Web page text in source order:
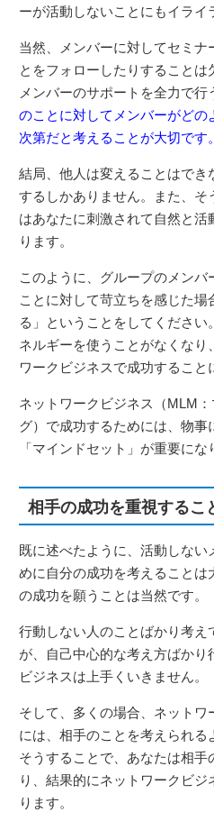
ーが活動しないことにもイライ
当然、メンバーに対してセミナ
とをフォローしたりすることは
メンバーのサポートを全力で行
のことに対してメンバーがどの
次第だと考えることが大切です。
結局、他人は変えることはでき
するしかありません。また、そ
はあなたに刺激されて自然と
ります。
このように、グループのメン
ことに対して苛立ちを感じた場
る」ということをしてくださ
ネルギーを使うことがなくなり
ワークビジネスで成功すること
ネットワークビジネス（MLM
グ）で成功するためには、物事
「マインドセット」が重要にな
相手の成功を重視するこ
既に述べたように、活動しない
めに自分の成功を考えることは
の成功を願うことは当然です。
行動しない人のことばかり考え
が、自己中心的な考え方ばかり
ビジネスは上手くいきません。
そして、多くの場合、ネット
には、相手のことを考えられる
そうすることで、あなたは相手
り、結果的にネットワークビ
ります。